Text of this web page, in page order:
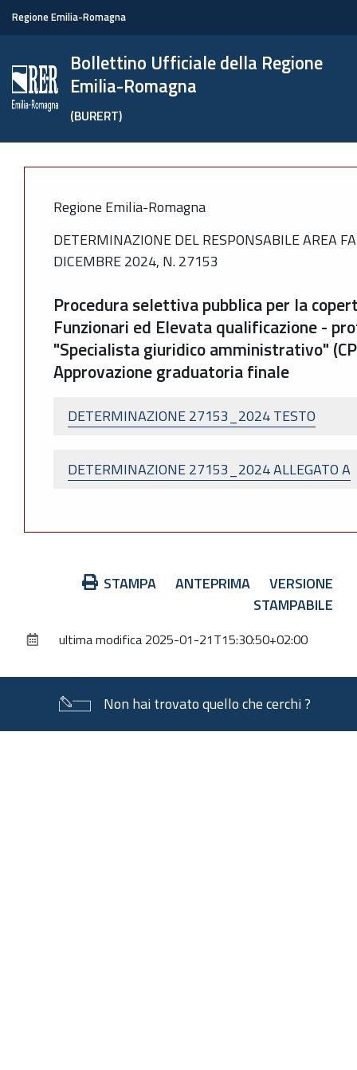
Regione Emilia-Romagna
Bollettino Ufficiale della Regione
Emilia-Romagna
(BURERT)
Regione Emilia-Romagna
DETERMINAZIONE DEL RESPONSABILE AREA
DICEMBRE 2024, N. 27153
Procedura selettiva pubblica per la
Funzionari ed Elevata qualificazione -
"Specialista giuridico amministrativo"
Approvazione graduatoria finale
DETERMINAZIONE 27153_2024 TESTO
DETERMINAZIONE 27153_2024 ALLEGATO A
STAMPA ANTEPRIMA
VERSIONE
STAMPABILE
ultima modifica 21 gennaio 2025 13:30
Non hai trovato quello che cerchi ?